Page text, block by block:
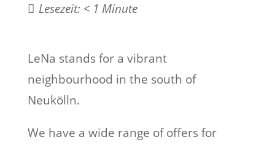
Lesezeit: < 1 Minute
LeNa stands for a vibrant
neighbourhood in the south of
Neukölln.
We have a wide range of offers for